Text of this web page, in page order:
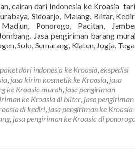
cairan dari Indonesia ke Kroasia
Sidoarjo, Malang, Blitar,
Ponorogo, Pacitan,
Jasa pengiriman barang
Solo, Semarang, Klaten, Jogja,
dari indonesia ke Kroasia,ekspedisi
, jasa kirim kosmetik ke Kroasia, jasa
ke Kroasia murah, jasa pengiriman
ke Kroasia di blitar, jasa pengiriman
di kediri, jasa pengiriman ke Kroasia
, jasa pengiriman ke Kroasia di ponorogo